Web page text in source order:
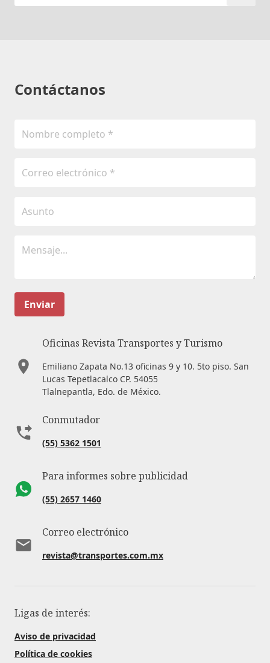
Contáctanos
Enviar
Oficinas Revista Transportes y Turismo
Emiliano Zapata No.13 oficinas 9 y 10. 5to piso. San
Lucas Tepetlacalco CP. 54055
Tlalnepantla, Edo. de México.
Conmutador
(55) 5362 1501
Para informes sobre publicidad
(55) 2657 1460
Correo electrónico
revista@transportes.com.mx
Ligas de interés:
Aviso de privacidad
Política de cookies